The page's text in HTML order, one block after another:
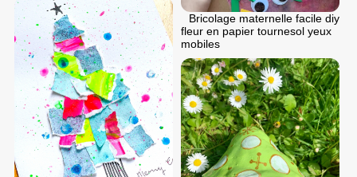
Bricolage maternelle facile diy
fleur en papier tournesol yeux
mobiles